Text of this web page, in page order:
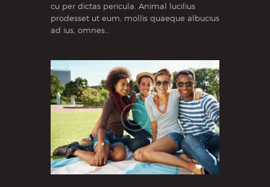
cu per dictas pericula. Animal lucilius
prodesset ut eum, mollis quaeque albucius
ad ius, omnes…